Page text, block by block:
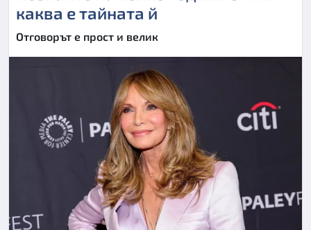
каква е тайната й
Отговорът е прост и велик